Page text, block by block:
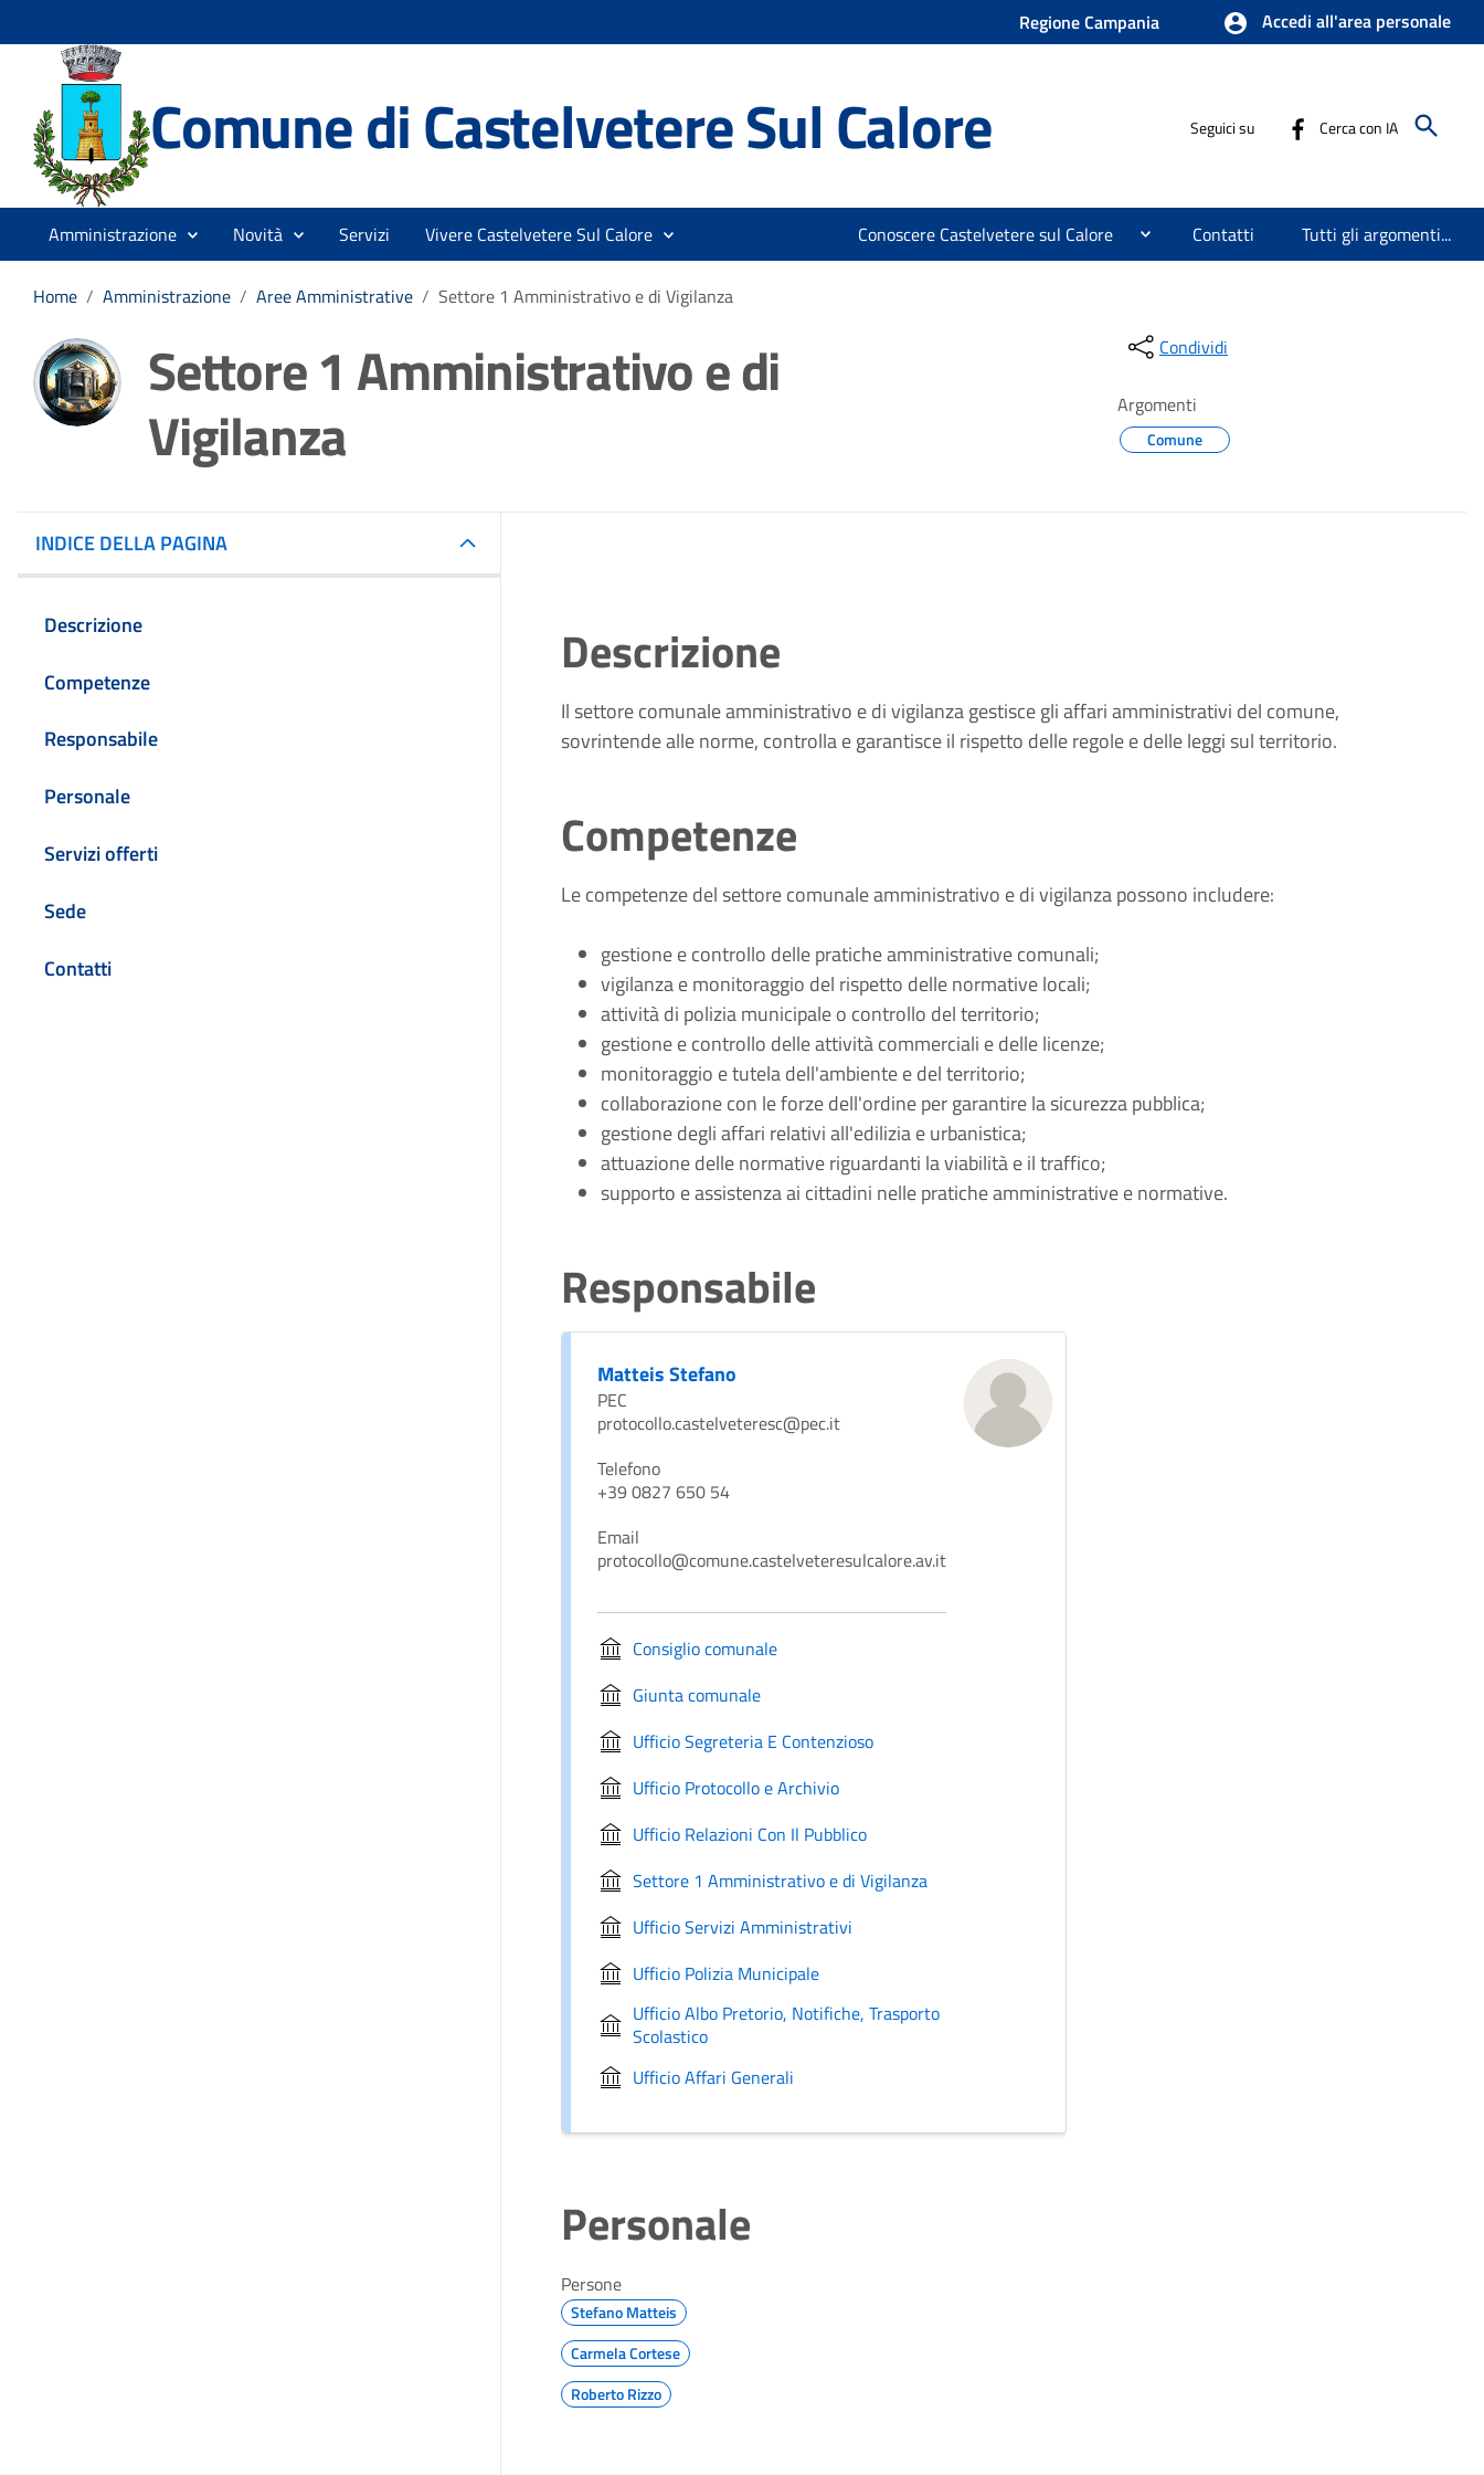
Regione Campania Accedi all'area personale
Comune di Castelvetere Sul Calore Seguici su Cerca con IA
Amministrazione Novità Servizi Vivere Castelvetere Sul Calore Conoscere Castelvetere sul Calore Contatti Tutti gli argomenti...
Home / Amministrazione / Aree Amministrative / Settore 1 Amministrativo e di Vigilanza
Settore 1 Amministrativo e di
Vigilanza
Dettagli della notizia
Condividi
Argomenti
Comune
INDICE DELLA PAGINA
Descrizione
Competenze
Responsabile
Personale
Servizi offerti
Sede
Contatti
Descrizione
Il settore comunale amministrativo e di vigilanza gestisce gli affari amministrativi del comune,
sovrintende alle norme, controlla e garantisce il rispetto delle regole e delle leggi sul territorio.
Competenze
Le competenze del settore comunale amministrativo e di vigilanza possono includere:
gestione e controllo delle pratiche amministrative comunali;
vigilanza e monitoraggio del rispetto delle normative locali;
attività di polizia municipale o controllo del territorio;
gestione e controllo delle attività commerciali e delle licenze;
monitoraggio e tutela dell'ambiente e del territorio;
collaborazione con le forze dell'ordine per garantire la sicurezza pubblica;
gestione degli affari relativi all'edilizia e urbanistica;
attuazione delle normative riguardanti la viabilità e il traffico;
supporto e assistenza ai cittadini nelle pratiche amministrative e normative.
Responsabile
Matteis Stefano
PEC
protocollo.castelveteresc@pec.it
Telefono
+39 0827 650 54
Email
protocollo@comune.castelveteresulcalore.av.it
Consiglio comunale
Giunta comunale
Ufficio Segreteria E Contenzioso
Ufficio Protocollo e Archivio
Ufficio Relazioni Con Il Pubblico
Settore 1 Amministrativo e di Vigilanza
Ufficio Servizi Amministrativi
Ufficio Polizia Municipale
Ufficio Albo Pretorio, Notifiche, Trasporto
Scolastico
Ufficio Affari Generali
Personale
Persone
Stefano Matteis
Carmela Cortese
Roberto Rizzo